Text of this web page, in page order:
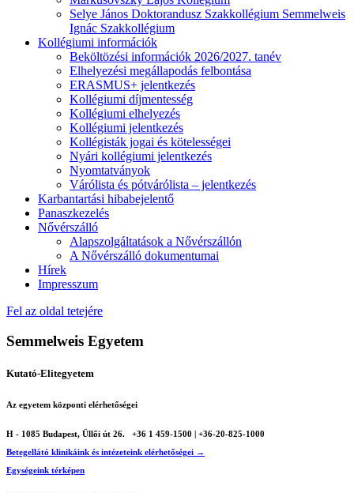
Selye János Doktorandusz Szakkollégium Semmelweis
Ignác Szakkollégium
Kollégiumi információk
Beköltözési információk 2026/2027. tanév
Elhelyezési megállapodás felbontása
ERASMUS+ jelentkezés
Kollégiumi díjmentesség
Kollégiumi elhelyezés
Kollégiumi jelentkezés
Kollégisták jogai és kötelességei
Nyári kollégiumi jelentkezés
Nyomtatványok
Várólista és pótvárólista – jelentkezés
Karbantartási hibabejelentő
Panaszkezelés
Nővérszálló
Alapszolgáltatások a Nővérszállón
A Nővérszálló dokumentumai
Hírek
Impresszum
Fel az oldal tetejére
Semmelweis Egyetem
Kutató-Elitegyetem
Az egyetem központi elérhetőségei
H - 1085 Budapest, Üllői út 26.
+36 1 459-1500 | +36-20-825-1000
Betegellátó klinikáink és intézeteink elérhetőségei →
Egységeink térképen